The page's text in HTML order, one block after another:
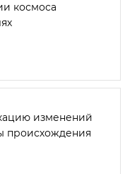
космоса
изменений
происхождения